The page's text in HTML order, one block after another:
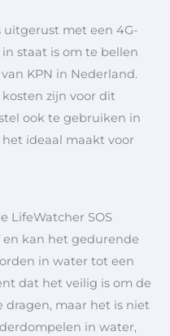
uitgerust met een 4G-
staat is om te bellen
KPN in Nederland.
zijn voor dit
ook te gebruiken in
ideaal maakt voor
LifeWatcher SOS
kan het gedurende
in water tot een
dat het veilig is om de
maar het is niet
in water,